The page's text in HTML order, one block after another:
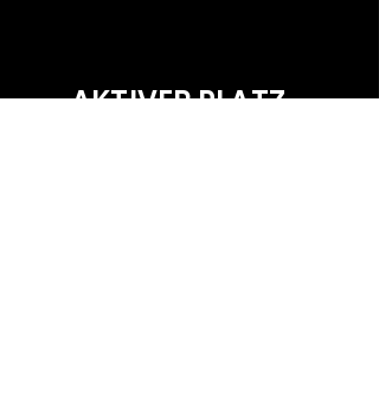
AKTIVER PLATZ